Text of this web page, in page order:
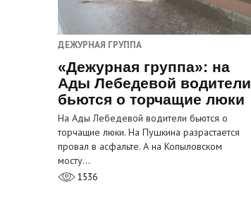
ДЕЖУРНАЯ ГРУППА
«Дежурная группа»: на
Ады Лебедевой водители
бьются о торчащие люки
На Ады Лебедевой водители бьются о
торчащие люки. На Пушкина разрастается
провал в асфальте. А на Копыловском
мосту…
1536